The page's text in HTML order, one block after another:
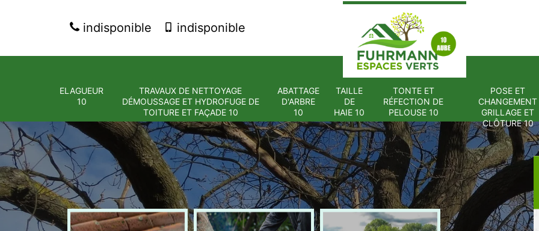
indisponible indisponible
ELAGUEUR
10
TRAVAUX DE NETTOYAGE
DÉMOUSSAGE ET HYDROFUGE DE
TOITURE ET FAÇADE 10
ABATTAGE
D'ARBRE
10
TAILLE
DE
HAIE 10
TONTE ET
RÉFECTION DE
PELOUSE 10
POSE ET
CHANGEMENT
GRILLAGE ET
CLÔTURE 10